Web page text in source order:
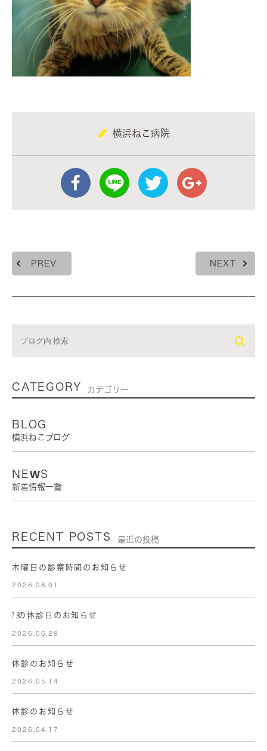
横浜ねこ病院
PREV NEXT
CATEGORY カテゴリー
BLOG
横浜ねこブログ
NEWS
新着情報一覧
RECENT POSTS 最近の投稿
木曜日の診察時間のお知らせ
2026.08.01
㋆の休診日のお知らせ
2026.06.29
休診のお知らせ
2026.05.14
休診のお知らせ
2026.04.17